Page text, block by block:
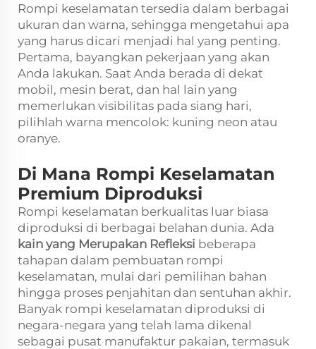
Rompi keselamatan tersedia dalam berbagai
ukuran dan warna, sehingga mengetahui apa
yang harus dicari menjadi hal yang penting.
Pertama, bayangkan pekerjaan yang akan
Anda lakukan. Saat Anda berada di dekat
mobil, mesin berat, dan hal lain yang
memerlukan visibilitas pada siang hari,
pilihlah warna mencolok: kuning neon atau
oranye.
Di Mana Rompi Keselamatan
Premium Diproduksi
Rompi keselamatan berkualitas luar biasa
diproduksi di berbagai belahan dunia. Ada
kain yang Merupakan Refleksi beberapa
tahapan dalam pembuatan rompi
keselamatan, mulai dari pemilihan bahan
hingga proses penjahitan dan sentuhan akhir.
Banyak rompi keselamatan diproduksi di
negara-negara yang telah lama dikenal
sebagai pusat manufaktur pakaian, termasuk